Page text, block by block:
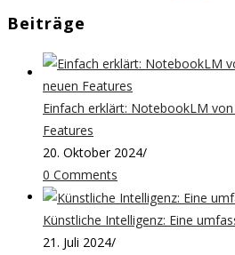
Beiträge
Einfach erklärt: NotebookLM
Features
20. Oktober 2024/
0 Comments
Künstliche Intelligenz: Eine
21. Juli 2024/